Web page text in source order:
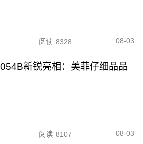
阅读 8328 08-03
新锐亮相：美菲仔细品品
阅读 8107 08-03